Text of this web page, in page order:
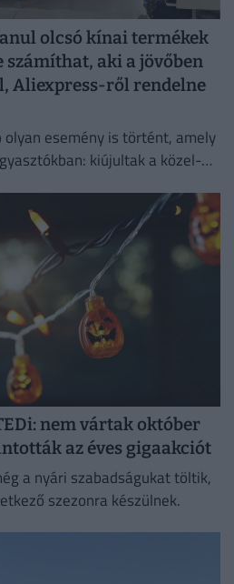
olcsó kínai termékek
aki a jövőben
Aliexpress-ről rendelne
esemény is történt, amely
kiújultak a közel-
nem vártak október
az éves gigaakciót
a nyári szabadságukat töltik,
szezonra készülnek.